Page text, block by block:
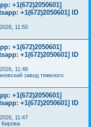
+1(672)2050601]
+1(672)2050601] ID
11:50
+1(672)2050601]
+1(672)2050601] ID
11:48
завод тяжелого
+1(672)2050601]
+1(672)2050601] ID
11:47